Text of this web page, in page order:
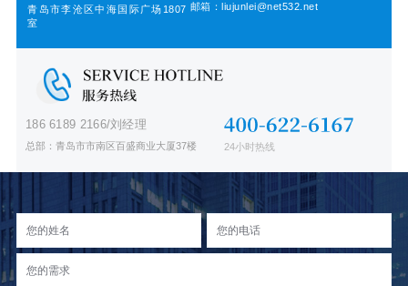
青岛市李沧区中海国际广场1807
室
邮箱：liujunlei@net532.net
186 6189 2166/刘经理
总部：青岛市市南区百盛商业大厦37楼 24小时热线